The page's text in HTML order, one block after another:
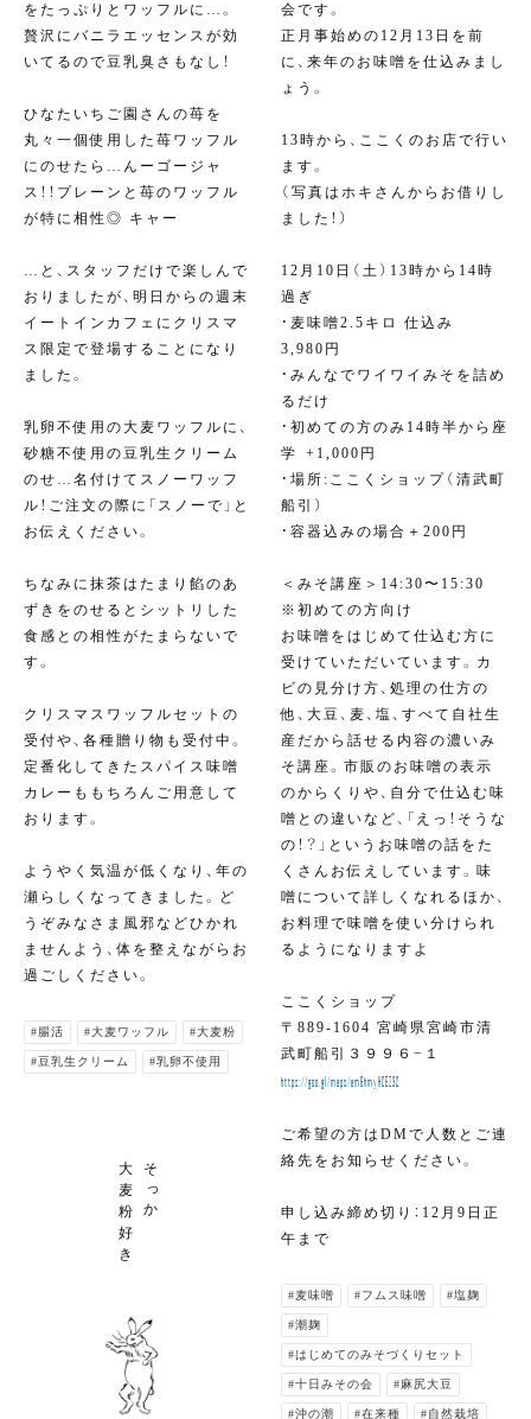
をたっぷりとワッフルに…。
贅沢にバニラエッセンスが効
いてるので豆乳臭さもなし！
ひなたいちご園さんの苺を
丸々一個使用した苺ワッフル
にのせたら…んーゴージャ
ス！！プレーンと苺のワッフル
が特に相性◎ キャー
…と、スタッフだけで楽しんで
おりましたが、明日からの週末
イートインカフェにクリスマ
ス限定で登場することになり
ました。
乳卵不使用の大麦ワッフルに、
砂糖不使用の豆乳生クリーム
のせ…名付けてスノーワッフ
ル！ご注文の際に「スノーで」と
お伝えください。
ちなみに抹茶はたまり餡のあ
ずきをのせるとシットリした
食感との相性がたまらないで
す。
クリスマスワッフルセットの
受付や、各種贈り物も受付中。
定番化してきたスパイス味噌
カレーももちろんご用意して
おります。
ようやく気温が低くなり、年の
瀬らしくなってきました。ど
うぞみなさま風邪などひかれ
ませんよう、体を整えながらお
過ごしください。
#腸活 #大麦ワッフル #大麦粉
#豆乳生クリーム #乳卵不使用
大
麦
粉
好
き
そ
っ
か
会です。
正月事始めの12月13日を前
に、来年のお味噌を仕込みまし
ょう。
13時から、ここくのお店で行い
ます。
（写真はホキさんからお借りし
ました！）
12月10日（土）13時から14時
過ぎ⁣
・麦味噌2.5キロ 仕込み
3,980円⁣
・みんなでワイワイみそを詰め
るだけ⁣
・初めての方のみ14時半から座
学⁣ +1,000円
・場所:ここくショップ（清武町
船引）⁣
⁣・容器込みの場合＋200円⁣
＜みそ講座＞14:30〜15:30
※初めての方向け
お味噌をはじめて仕込む方に
受けていただいています。カ
ビの見分け方、処理の仕方の
他、大豆、麦、塩、すべて自社生
産だから話せる内容の濃いみ
そ講座。市販のお味噌の表示
のからくりや、自分で仕込む味
噌との違いなど、「えっ！そうな
の！？」というお味噌の話をた
くさんお伝えしています。味
噌について詳しくなれるほか、
お料理で味噌を使い分けられ
るようになりますよ
ここくショップ
〒889-1604 宮崎県宮崎市清
武町船引３９９６−１
https://goo.gl/maps/am6hmyHCEZ32
ご希望の方はDMで人数とご連
絡先をお知らせください。
申し込み締め切り：12月9日正
午まで
#麦味噌 #フムス味噌 #塩麹
#潮麹
#はじめてのみそづくりセット
#十日みその会 #麻尻大豆
#沖の潮 #在来種 #自然栽培